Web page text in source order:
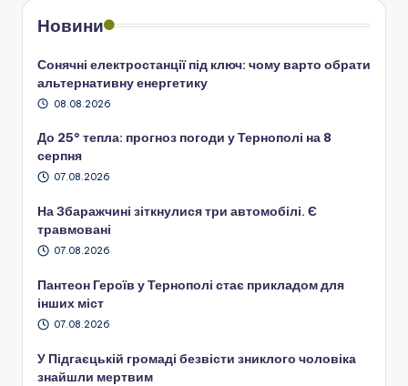
Новини
Сонячні електростанції під ключ: чому варто обрати
альтернативну енергетику
08.08.2026
До 25° тепла: прогноз погоди у Тернополі на 8
серпня
07.08.2026
На Збаражчині зіткнулися три автомобілі. Є
травмовані
07.08.2026
Пантеон Героїв у Тернополі стає прикладом для
інших міст
07.08.2026
У Підгаєцькій громаді безвісти зниклого чоловіка
знайшли мертвим